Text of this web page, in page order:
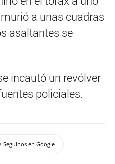
a unas cuadras
asaltantes se
incautó un revólver
policiales.
Seguinos en Google